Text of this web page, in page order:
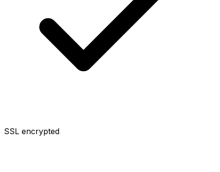
SSL encrypted